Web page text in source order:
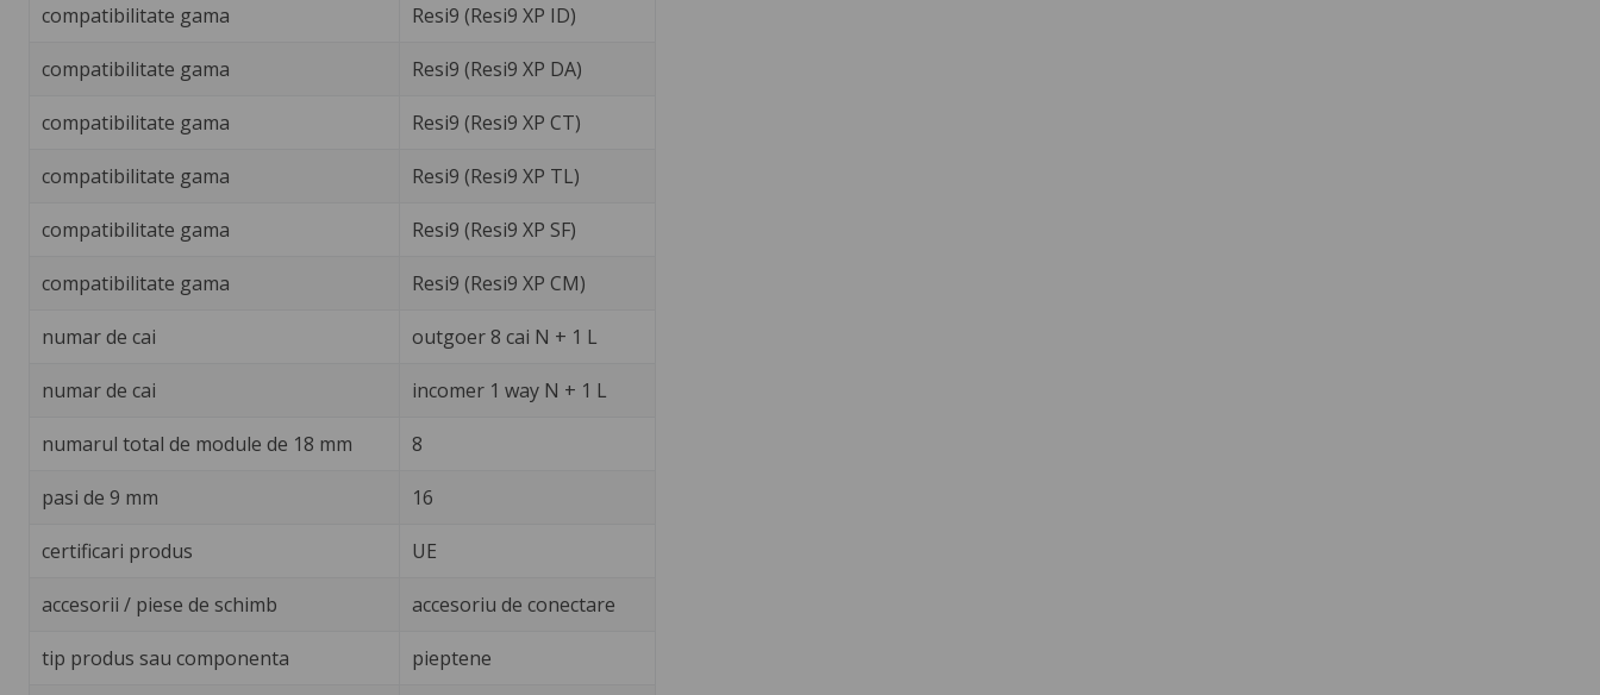
compatibilitate gama Resi9 (Resi9 XP ID)
compatibilitate gama Resi9 (Resi9 XP DA)
compatibilitate gama Resi9 (Resi9 XP CT)
compatibilitate gama Resi9 (Resi9 XP TL)
compatibilitate gama Resi9 (Resi9 XP SF)
compatibilitate gama Resi9 (Resi9 XP CM)
numar de cai outgoer 8 cai N + 1 L
numar de cai incomer 1 way N + 1 L
numarul total de module de 18 mm 8
pasi de 9 mm 16
certificari produs UE
accesorii / piese de schimb accesoriu de conectare
tip produs sau componenta pieptene